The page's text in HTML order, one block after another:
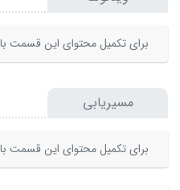
برای تکمیل محتوای این قسمت
مسیریابی
برای تکمیل محتوای این قسمت